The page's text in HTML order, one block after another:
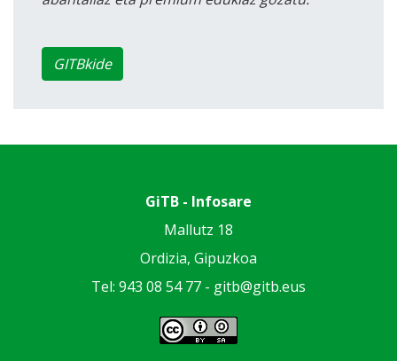
GITBkide
GiTB - Infosare
Mallutz 18
Ordizia, Gipuzkoa
Tel: 943 08 54 77 - gitb@gitb.eus